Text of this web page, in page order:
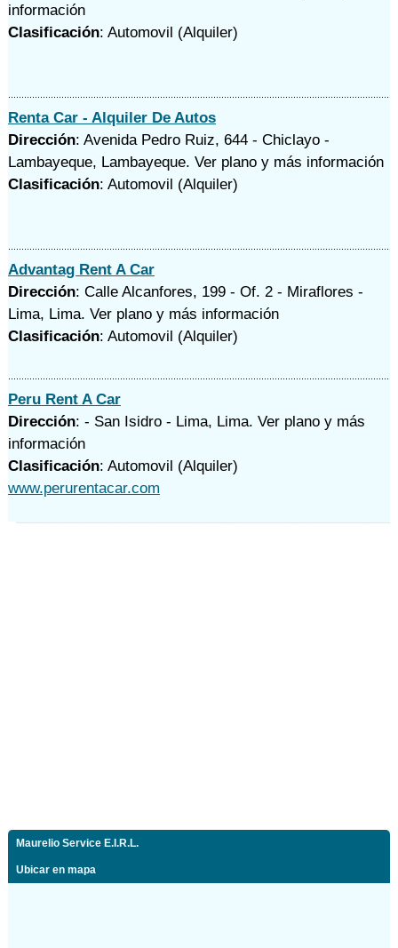
información
Clasificación: Automovil (Alquiler)
Renta Car - Alquiler De Autos
Dirección: Avenida Pedro Ruiz, 644 - Chiclayo -
Lambayeque, Lambayeque. Ver plano y más información
Clasificación: Automovil (Alquiler)
Advantag Rent A Car
Dirección: Calle Alcanfores, 199 - Of. 2 - Miraflores -
Lima, Lima. Ver plano y más información
Clasificación: Automovil (Alquiler)
Peru Rent A Car
Dirección: - San Isidro - Lima, Lima. Ver plano y más
información
Clasificación: Automovil (Alquiler)
www.perurentacar.com
Maurelio Service E.I.R.L.
Ubicar en mapa